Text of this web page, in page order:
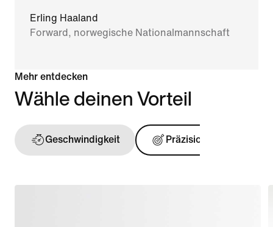
Erling Haaland
Forward, norwegische Nationalmannschaft
Mehr entdecken
Wähle deinen Vorteil
Geschwindigkeit Präzision